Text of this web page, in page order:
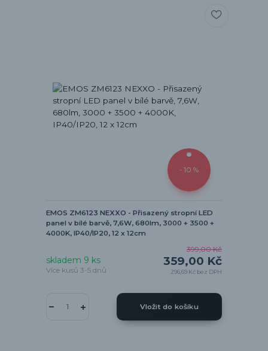
- 10 %
EMOS ZM6123 NEXXO - Přisazený stropní LED
panel v bílé barvě, 7,6W, 680lm, 3000 + 3500 +
4000K, IP40/IP20, 12 x 12cm
399,00 Kč
359,00 Kč
296,69 Kč bez DPH
skladem 9 ks
Více kusů 3-5 dnů
Vložit do košíku